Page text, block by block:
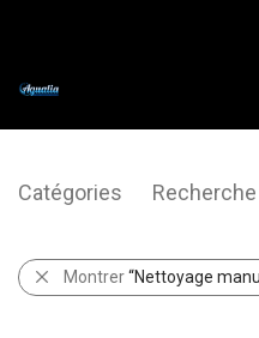
Catégories Recherche
Montrer“Nettoyage